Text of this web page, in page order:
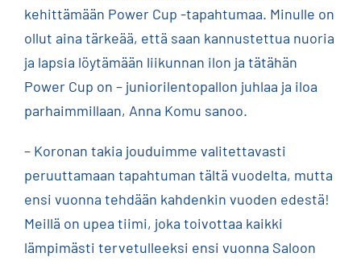
kehittämään Power Cup -tapahtumaa. Minulle on
ollut aina tärkeää, että saan kannustettua nuoria
ja lapsia löytämään liikunnan ilon ja tätähän
Power Cup on – juniorilentopallon juhlaa ja iloa
parhaimmillaan, Anna Komu sanoo.
– Koronan takia jouduimme valitettavasti
peruuttamaan tapahtuman tältä vuodelta, mutta
ensi vuonna tehdään kahdenkin vuoden edestä!
Meillä on upea tiimi, joka toivottaa kaikki
lämpimästi tervetulleeksi ensi vuonna Saloon